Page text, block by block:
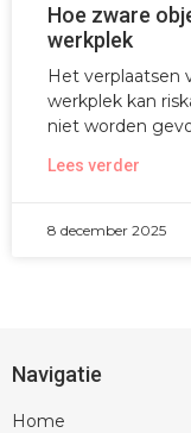
Hoe zware
werkplek
Het verplaatsen
werkplek kan
niet worden
Lees verder
8 december 2025
Navigatie
Home